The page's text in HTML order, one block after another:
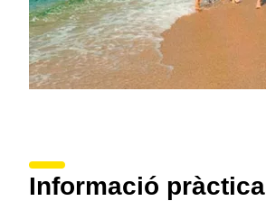
Informació pràctica